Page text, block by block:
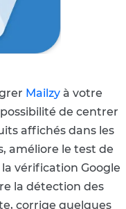
Mailzy à votre
de centrer
affichés dans les
améliore le test de
vérification Google
la détection des
corrige quelques